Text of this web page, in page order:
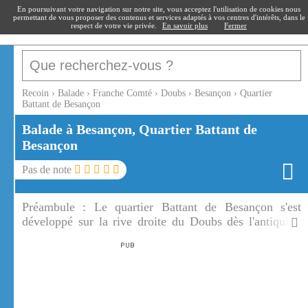
recoin.fr
Recoin › Balade › Franche Comté › Doubs › Besançon › Quartier
Battant de Besançon
Balade à Besançon, Quartier Battant de
Besançon
Pas de note
Préambule : Le quartier Battant de Besançon s'est
développé sur la rive droite du Doubs dès l'antiquité.
En poursuivant votre navigation sur notre site, vous acceptez l'utilisation de cookies nous
permettant de vous proposer des contenus et services adaptés à vos centres d'intérêts, dans le
respect de votre vie privée.
En savoir plus Fermer